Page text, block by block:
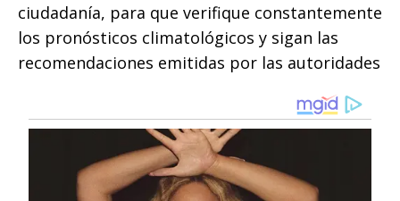
ciudadanía, para que verifique constantemente
los pronósticos climatológicos y sigan las
recomendaciones emitidas por las autoridades